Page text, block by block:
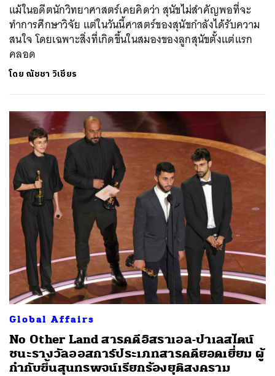
แม้ในอดีตนักวิทยาศาสตร์เคยคิดว่า สุนัขไม่สำคัญพอที่จะ
ทำการศึกษาวิจัย แต่ในวันนี้ศาสตร์ของสุนัขกำลังได้รับความ
สนใจ โดยเฉพาะสิ่งที่เกิดขึ้นในสมองของลูกสุนัขตั้งแต่แรก
คลอด
โดย ณัชชา วิเชียร
Global Affairs
No Other Land สารคดีอิสราเอล-ปาเลสไตน์
ชนะรางวัลออสการ์ประเภทสารคดียอดเยี่ยม ผู้
กำกับขึ้นสุนทรพจน์เรียกร้องยุติสงคราม
ค้นหา
SHARE TWEET LINE EMAIL